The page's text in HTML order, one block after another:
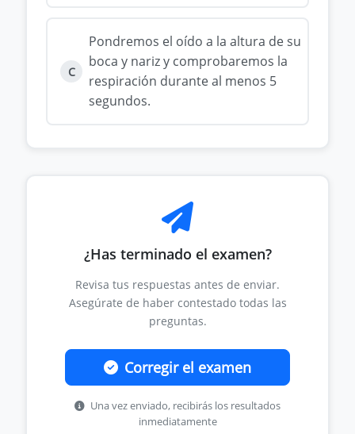
C
Pondremos el oído a la altura de su
boca y nariz y comprobaremos la
respiración durante al menos 5
segundos.
¿Has terminado el examen?
Revisa tus respuestas antes de enviar.
Asegúrate de haber contestado todas las
preguntas.
Corregir el examen
Una vez enviado, recibirás los resultados
inmediatamente